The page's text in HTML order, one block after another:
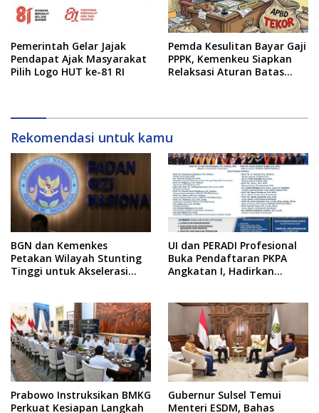
Pemerintah Gelar Jajak
Pendapat Ajak Masyarakat
Pilih Logo HUT ke-81 RI
Pemda Kesulitan Bayar Gaji
PPPK, Kemenkeu Siapkan
Relaksasi Aturan Batas
Rekomendasi untuk kamu
BGN dan Kemenkes
Petakan Wilayah Stunting
Tinggi untuk Akselerasi
UI dan PERADI Profesional
Buka Pendaftaran PKPA
Angkatan I, Hadirkan
Prabowo Instruksikan BMKG
Perkuat Kesiapan Langkah
Gubernur Sulsel Temui
Menteri ESDM, Bahas